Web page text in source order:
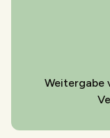
Weitergabe